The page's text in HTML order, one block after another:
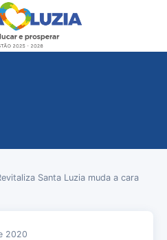
Santa Luzia muda a cara
2020